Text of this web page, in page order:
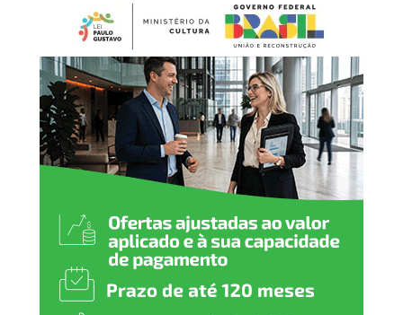
aprendam, convivam e se
desenvolvam. A reforma da
quadra e a requalificação
do pátio também
representam um avanço
importante na inclusão,
garantindo que todos os
alunos possam participar
das atividades com
segurança, conforto e